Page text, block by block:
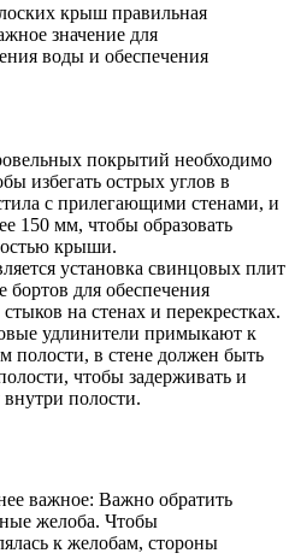
крыш правильная
значение для
воды и обеспечения
покрытий необходимо
избегать острых углов в
с прилегающими стенами, и
150 мм, чтобы образовать
крыши.
установка свинцовых плит
для обеспечения
на стенах и перекрестках.
удлинители примыкают к
полости, в стене должен быть
чтобы задерживать и
полости.
важное: Важно обратить
желоба. Чтобы
к желобам, стороны